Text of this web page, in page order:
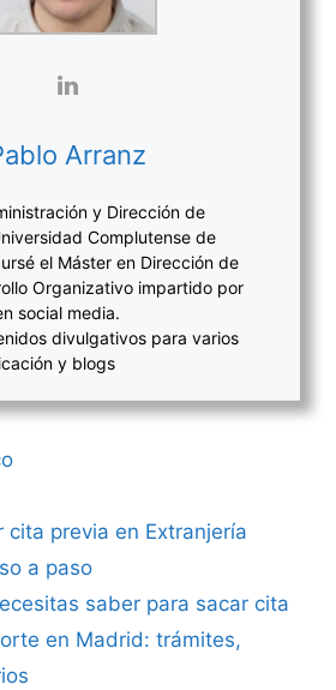
Arranz
y Dirección de
Complutense de
el Máster en Dirección de
Organizativo impartido por
social media.
divulgativos para varios
y blogs
cita previa en Extranjería
a paso
saber para sacar cita
en Madrid: trámites,